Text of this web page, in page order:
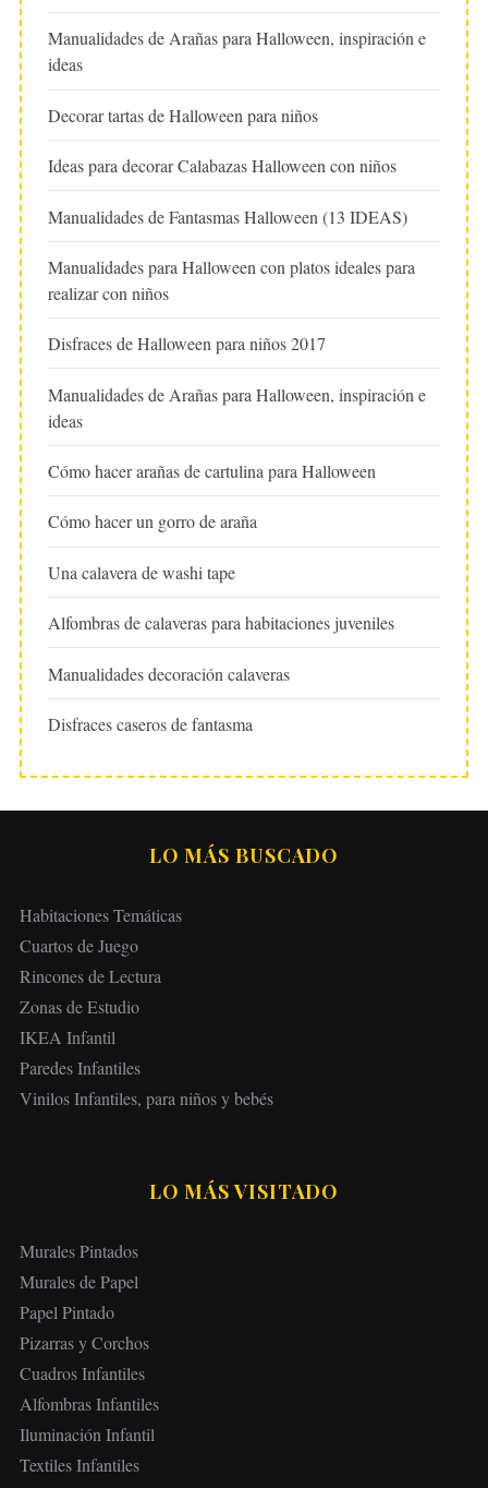
Manualidades de Arañas para Halloween, inspiración e
ideas
Decorar tartas de Halloween para niños
Ideas para decorar Calabazas Halloween con niños
Manualidades de Fantasmas Halloween (13 IDEAS)
Manualidades para Halloween con platos ideales para
realizar con niños
Disfraces de Halloween para niños 2017
Manualidades de Arañas para Halloween, inspiración e
ideas
Cómo hacer arañas de cartulina para Halloween
Cómo hacer un gorro de araña
Una calavera de washi tape
Alfombras de calaveras para habitaciones juveniles
Manualidades decoración calaveras
Disfraces caseros de fantasma
LO MÁS BUSCADO
Habitaciones Temáticas
Cuartos de Juego
Rincones de Lectura
Zonas de Estudio
IKEA Infantil
Paredes Infantiles
Vinilos Infantiles, para niños y bebés
LO MÁS VISITADO
Murales Pintados
Murales de Papel
Papel Pintado
Pizarras y Corchos
Cuadros Infantiles
Alfombras Infantiles
Iluminación Infantil
Textiles Infantiles